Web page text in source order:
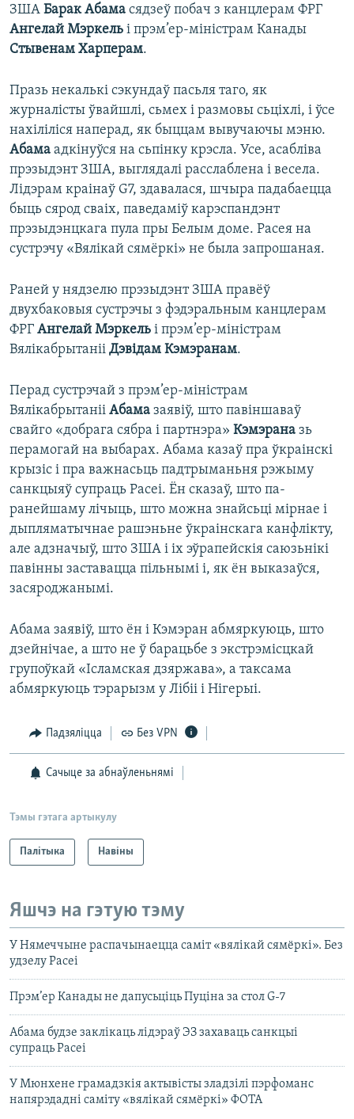
ЗША Барак Абама сядзеў побач з канцлерам ФРГ
Ангелай Мэркель і прэм’ер-міністрам Канады
Стывенам Харперам.
Празь некалькі сэкундаў пасьля таго, як
журналісты ўвайшлі, сьмех і размовы сьціхлі, і ўсе
нахіліліся наперад, як быццам вывучаючы мэню.
Абама адкінуўся на сьпінку крэсла. Усе, асабліва
прэзыдэнт ЗША, выглядалі расслаблена і весела.
Лідэрам краінаў G7, здавалася, шчыра падабаецца
быць сярод сваіх, паведаміў карэспандэнт
прэзыдэнцкага пула пры Белым доме. Расея на
сустрэчу «Вялікай сямёркі» не была запрошаная.
Раней у нядзелю прэзыдэнт ЗША правёў
двухбаковыя сустрэчы з фэдэральным канцлерам
ФРГ Ангелай Мэркель і прэм’ер-міністрам
Вялікабрытаніі Дэвідам Кэмэранам.
Перад сустрэчай з прэм’ер-міністрам
Вялікабрытаніі Абама заявіў, што павіншаваў
свайго «добрага сябра і партнэра» Кэмэрана зь
перамогай на выбарах. Абама казаў пра ўкраінскі
крызіс і пра важнасьць падтрыманьня рэжыму
санкцыяў супраць Расеі. Ён сказаў, што па-
ранейшаму лічыць, што можна знайсьці мірнае і
дыпляматычнае рашэньне ўкраінскага канфлікту,
але адзначыў, што ЗША і іх эўрапейскія саюзьнікі
павінны заставацца пільнымі і, як ён выказаўся,
засяроджанымі.
Абама заявіў, што ён і Кэмэран абмяркуюць, што
дзейнічае, а што не ў барацьбе з экстрэмісцкай
групоўкай «Ісламская дзяржава», а таксама
абмяркуюць тэрарызм у Лібіі і Нігерыі.
Падзяліцца Без VPN
Сачыце за абнаўленьнямі
Тэмы гэтага артыкулу
Палітыка Навіны
Яшчэ на гэтую тэму
У Нямеччыне распачынаецца саміт «вялікай сямёркі». Без
удзелу Расеі
Прэм’ер Канады не дапусьціць Пуціна за стол G-7
Абама будзе заклікаць лідэраў ЭЗ захаваць санкцыі
супраць Расеі
У Мюнхене грамадзкія актывісты зладзілі пэрфоманс
напярэдадні саміту «вялікай сямёркі» ФОТА